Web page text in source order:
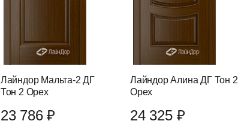
Лайндор Мальта-2 ДГ
Тон 2 Орех
23 786 ₽
Лайндор Алина ДГ Тон 2
Орех
24 325 ₽